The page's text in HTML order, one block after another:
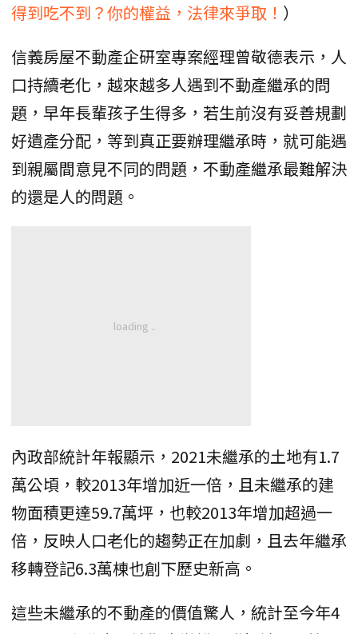
得到吃不到？你的權益，法律來爭取！ ）
信義房屋不動產企研室專案經理曾敬德表示，人
口持續老化，越來越多人遇到不動產繼承的問
題，早年長輩孩子生得多，若生前沒有妥善規劃
好遺產分配，等到真正要辦理繼承時，就可能遇
到親屬間意見不同的問題，不動產繼承最難解決
的還是人的問題。
內政部統計年報顯示，2021未繼承的土地有1.7
萬公頃，較2013年增加近一倍，且未繼承的建
物面積更達59.7萬坪，也較2013年增加超過一
倍，反映人口老化的趨勢正在加劇，且去年繼承
移轉登記6.3萬棟也創下歷史新高。
這些未繼承的不動產的價值驚人，統計至今年4